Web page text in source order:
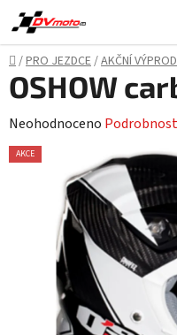
Přejít
na
obsah
Domů
/PRO JEZDCE/AKČNÍ
OSHOW
Průměrné
hodnocení
hvězdiček.
Neohodnoceno
AKCE